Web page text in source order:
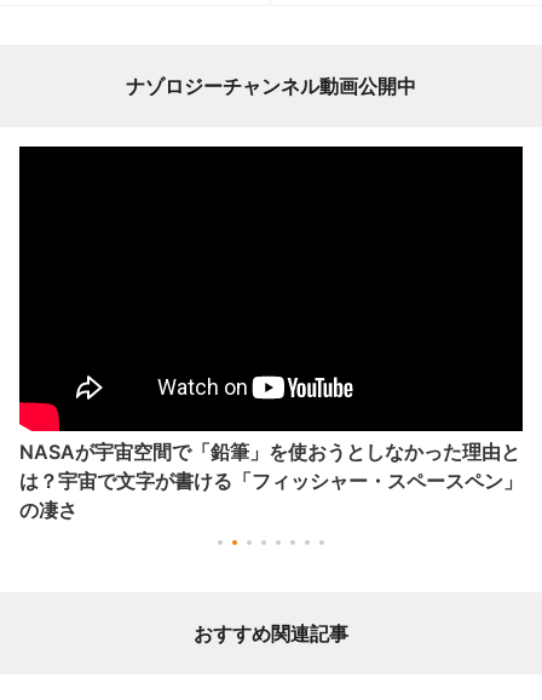
ナゾロジーチャンネル動画公開中
NASAが宇宙空間で「鉛筆」を使おうとしなかった理由と
は？宇宙で文字が書ける「フィッシャー・スペースペン」
の凄さ
おすすめ関連記事